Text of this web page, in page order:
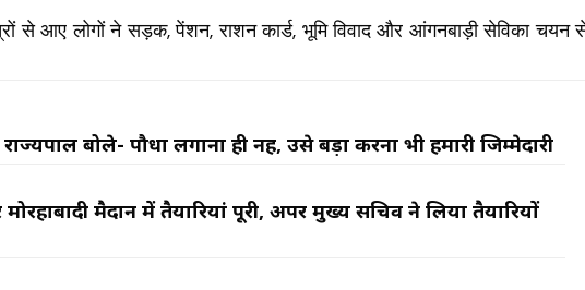
से आए लोगों ने सड़क, पेंशन, राशन कार्ड, भूमि विवाद और आंगनबाड़ी सेविका चयन
बोले- पौधा लगाना ही नहीं, उसे बड़ा करना भी हमारी जिम्मेदारी
मैदान में तैयारियां पूरी, अपर मुख्य सचिव ने लिया तैयारियों